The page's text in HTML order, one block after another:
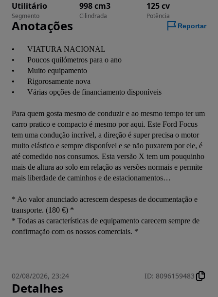
Utilitário
Segmento
998 cm3
Cilindrada
125 cv
Potência
Anotações Reportar
•	VIATURA NACIONAL
•	Poucos quilómetros para o ano
•	Muito equipamento
•	Rigorosamente nova
•	Várias opções de financiamento disponíveis
Para quem gosta mesmo de conduzir e ao mesmo tempo ter um
carro pratico e compacto é mesmo por aqui. Este Ford Focus
tem uma condução incrível, a direção é super precisa o motor
muito elástico e sempre disponível e se não puxarem por ele, é
até comedido nos consumos. Esta versão X tem um pouquinho
mais de altura ao solo em relação as versões normais e permite
mais liberdade de caminhos e de estacionamentos…
* Ao valor anunciado acrescem despesas de documentação e
transporte. (180 €) *
* Todas as características de equipamento carecem sempre de
02/08/2026, 23:24 ID: 8096159483
Detalhes